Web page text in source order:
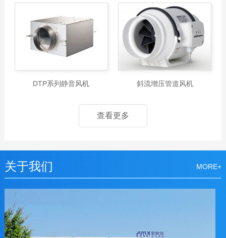
DTP系列静音风机 斜流增压管道风机
查看更多
MORE+
关于我们